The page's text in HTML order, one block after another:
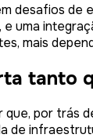
desafios de
uma
mais
tanto
por trás
de